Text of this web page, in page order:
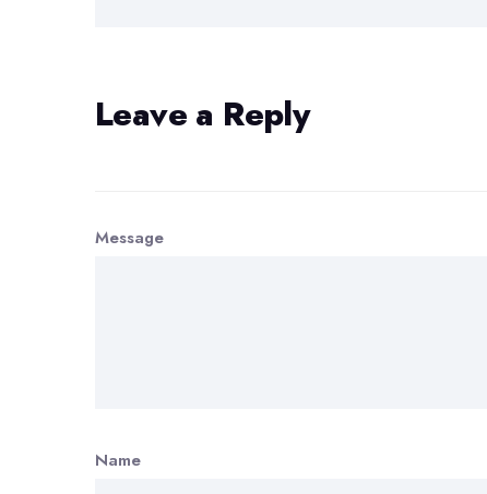
Leave a Reply
Message
Name